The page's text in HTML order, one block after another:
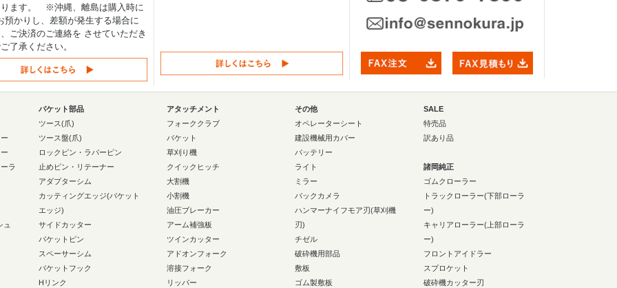
ります。 ※沖縄、離島は購入時に
預かりし、差額が発生する場合に
ご決済のご連絡を させていただき
了承ください。
ラ
ュ
バケット部品
ツース(爪)
ツース盤(爪)
ロックピン・ラバーピン
止めピン・リテーナー
アダプターシム
カッティングエッジ(バケット
エッジ)
サイドカッター
バケットピン
スペーサーシム
バケットフック
Hリンク
アタッチメント
フォーククラブ
バケット
草刈り機
クイックヒッチ
大割機
小割機
油圧ブレーカー
アーム補強板
ツインカッター
アドオンフォーク
溶接フォーク
リッパー
その他
オペレーターシート
建設機械用カバー
バッテリー
ライト
ミラー
バックカメラ
ハンマーナイフモア刃(草刈機
刃)
チゼル
破砕機用部品
敷板
ゴム製敷板
SALE
特売品
訳あり品
諸岡純正
ゴムクローラー
トラックローラー(下部ローラ
ー)
キャリアローラー(上部ローラ
ー)
フロントアイドラー
スプロケット
破砕機カッター刃